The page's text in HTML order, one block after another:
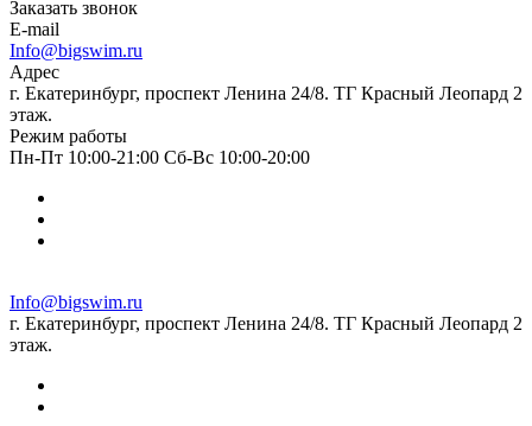
Заказать звонок
E-mail
Info@bigswim.ru
Адрес
г. Екатеринбург, проспект Ленина 24/8. ТГ Красный Леопард 2
этаж.
Режим работы
Пн-Пт 10:00-21:00 Сб-Вс 10:00-20:00
Info@bigswim.ru
г. Екатеринбург, проспект Ленина 24/8. ТГ Красный Леопард 2
этаж.